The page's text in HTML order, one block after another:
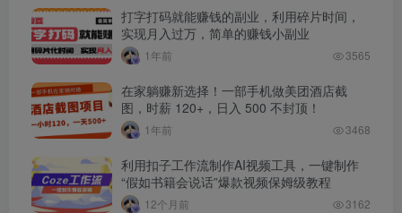
打字打码就能赚钱的副业，利用碎片时间，
实现月入过万，简单的赚钱小副业
1年前 3565
在家躺赚新选择！一部手机做美团酒店截
图，时薪 120+，日入 500 不封顶！
1年前 3468
利用扣子工作流制作AI视频工具，一键制作
“假如书籍会说话”爆款视频保姆级教程
12个月前 3162